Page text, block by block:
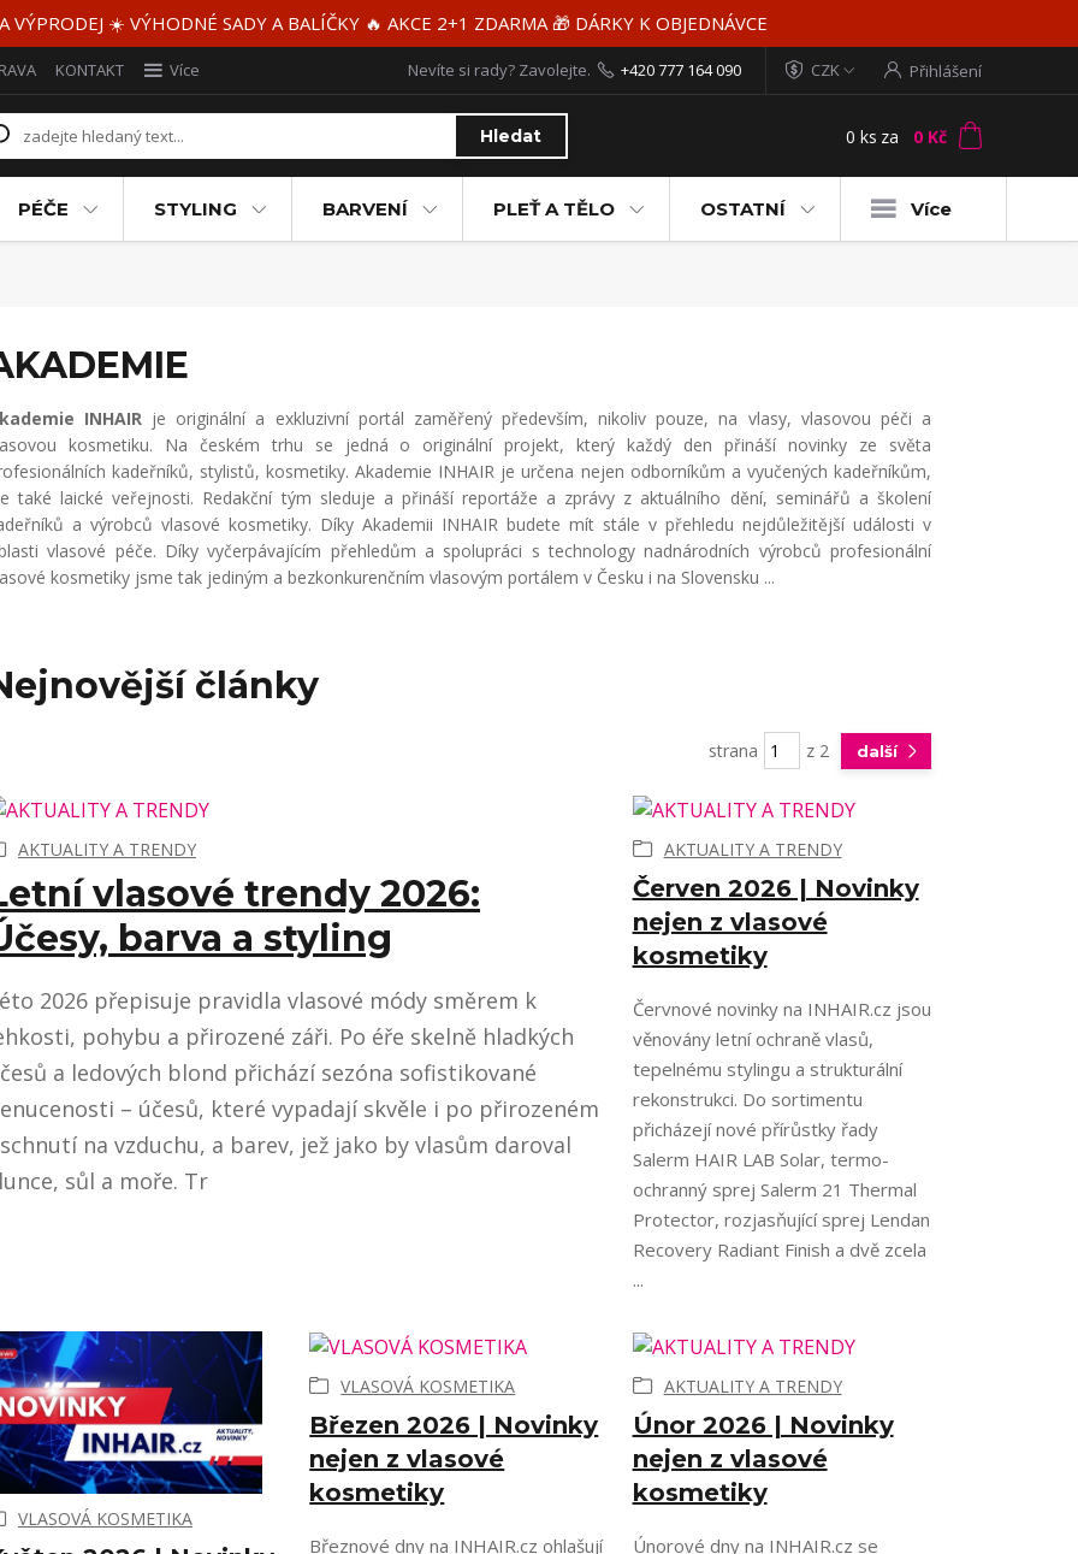
VÝPRODEJ ☀️ VÝHODNÉ SADY A BALÍČKY 🔥 AKCE 2+1 ZDARMA 🎁 DÁRKY K OBJEDNÁVCE
KONTAKT Více CZK Přihlášení
Hledat
Nevíte si rady? Zavolejte. +420 777 164 090
0 ks za 0 Kč
PÉČE STYLING BARVENÍ PLEŤ A TĚLO OSTATNÍ Více
INHAIR je originální a exkluzivní portál zaměřený především, nikoliv pouze, na vlasy, vlasovou péči a
kosmetiku. Na českém trhu se jedná o originální projekt, který každý den přináší novinky ze světa
kadeřníků, stylistů, kosmetiky. Akademie INHAIR je určena nejen odborníkům a vyučených kadeřníkům,
také laické veřejnosti. Redakční tým sleduje a přináší reportáže a zprávy z aktuálního dění, seminářů a školení
a výrobců vlasové kosmetiky. Díky Akademii INHAIR budete mít stále v přehledu nejdůležitější události v
vlasové péče. Díky vyčerpávajícím přehledům a spolupráci s technology nadnárodních výrobců profesionální
kosmetiky jsme tak jediným a bezkonkurenčním vlasovým portálem v Česku i na Slovensku ...
články
strana z 2 další
vlasové trendy 2026:
barva a styling
AKTUALITY A TRENDY
2026 přepisuje pravidla vlasové módy směrem k
pohybu a přirozené záři. Po éře skelně hladkých
a ledových blond přichází sezóna sofistikované
– účesů, které vypadají skvěle i po přirozeném
na vzduchu, a barev, jež jako by vlasům daroval
sůl a moře. Tr
Červen 2026 | Novinky
nejen z vlasové
kosmetiky
AKTUALITY A TRENDY
Červnové novinky na INHAIR.cz jsou
věnovány letní ochraně vlasů,
tepelnému stylingu a strukturální
rekonstrukci. Do sortimentu
přicházejí nové přírůstky řady
Salerm HAIR LAB Solar, termo-
ochranný sprej Salerm 21 Thermal
Protector, rozjasňující sprej Lendan
Recovery Radiant Finish a dvě zcela
...
VLASOVÁ KOSMETIKA
Březen 2026 | Novinky
nejen z vlasové
kosmetiky
VLASOVÁ KOSMETIKA
Březnové dny na INHAIR.cz ohlašují
Únor 2026 | Novinky
nejen z vlasové
kosmetiky
AKTUALITY A TRENDY
Únorové dny na INHAIR.cz se